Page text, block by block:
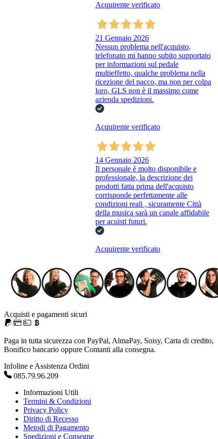
Acquirente verificato
21 Gennaio 2026
Nessun problema nell'acquisto,
telefonato mi hanno subito supportato
per informazioni sul pedale
multieffetto, qualche problema nella
ricezione del pacco, ma non per colpa
loro, GLS non è il massimo come
azienda spedizioni.
Acquirente verificato
14 Gennaio 2026
Il personale è molto disponibile e
professionale, la descrizione dei
prodotti fatta prima dell'acquisto
corrisponde perfettamente alle
condizioni reali , sicuramente Città
della musica sarà un canale affidabile
per acuisti futuri.
Acquirente verificato
Acquisti e pagamenti sicuri
Paga in tutta sicurezza con PayPal, AlmaPay, Soisy, Carta di credito,
Bonifico bancario oppure Contanti alla consegna.
Infoline e Assistenza Ordini
085.79.96.209
Informazioni Utili
Termini & Condizioni
Privacy Policy
Diritto di Recesso
Metodi di Pagamento
Spedizioni e Consegne